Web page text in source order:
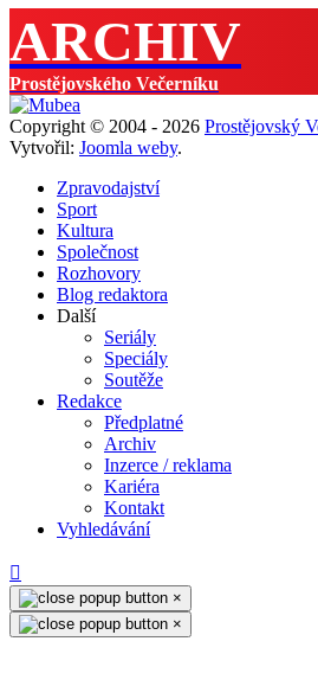
ARCHIV
Prostějovského Večerníku
Copyright © 2004 - 2026 Prostějovský
Vytvořil: Joomla weby.
Zpravodajství
Sport
Kultura
Společnost
Rozhovory
Blog redaktora
Další
Seriály
Speciály
Soutěže
Redakce
Předplatné
Archiv
Inzerce / reklama
Kariéra
Kontakt
Vyhledávání
×
×